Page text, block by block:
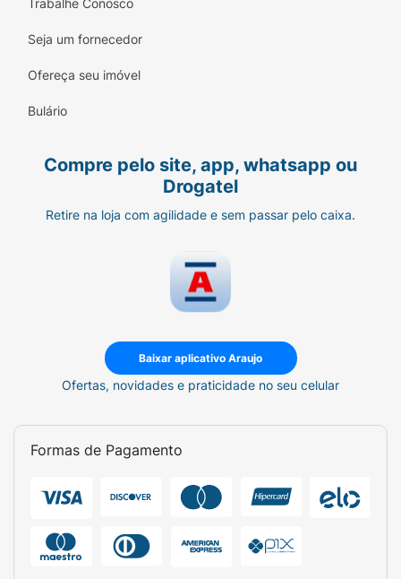
Trabalhe Conosco
Seja um fornecedor
Ofereça seu imóvel
Bulário
Compre pelo site, app, whatsapp ou
Drogatel
Retire na loja com agilidade e sem passar pelo caixa.
Baixar aplicativo Araujo
Ofertas, novidades e praticidade no seu celular
Formas de Pagamento